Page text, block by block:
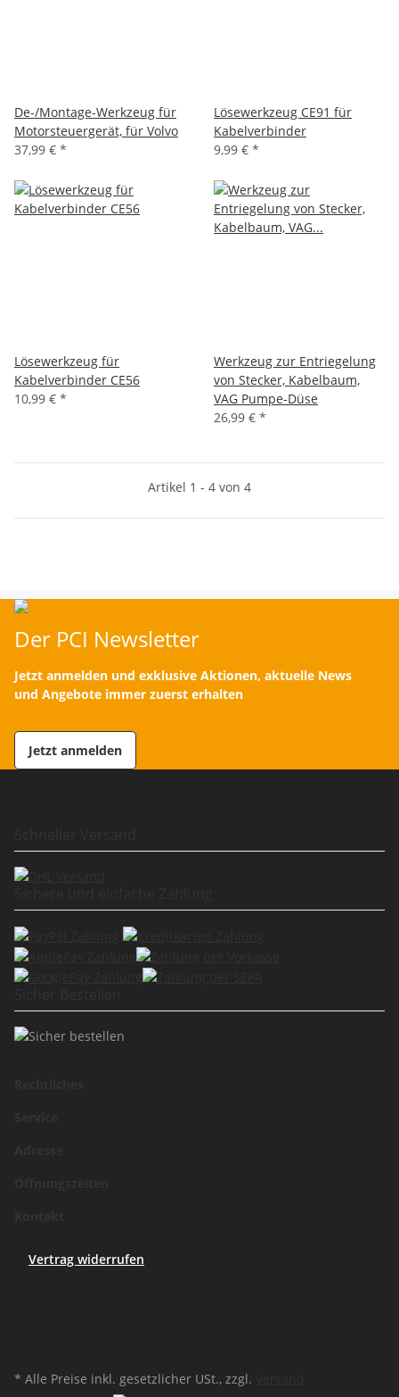
De-/Montage-Werkzeug für
Motorsteuergerät, für Volvo
37,99 € *
Lösewerkzeug CE91 für
Kabelverbinder
9,99 € *
Lösewerkzeug für
Kabelverbinder CE56
10,99 € *
Werkzeug zur Entriegelung
von Stecker, Kabelbaum,
VAG Pumpe-Düse
26,99 € *
Artikel 1 - 4 von 4
Der PCI Newsletter
Jetzt anmelden und exklusive Aktionen, aktuelle News
und Angebote immer zuerst erhalten
Jetzt anmelden
Vertrag widerrufen
* Alle Preise inkl. gesetzlicher USt., zzgl.